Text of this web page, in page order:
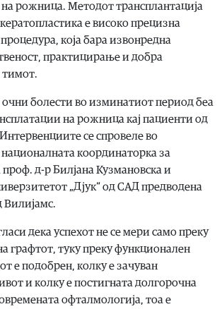
рожница. Методот трансплантација
е високо прецизна
која бара извонредна
практицирање и добра
тимот.
болести во изминатиот период беа
на рожница кај пациенти од
се спровеле во
координаторка за
проф. д-р Билјана Кузмановска и
„Дјук“ од САД предводена
Вилијамс.
дека успехот не се мери само преку
графтот, туку преку функционален
е подобрен, колку е зачуван
и колку е постигната долгорочна
офталмологија, тоа е